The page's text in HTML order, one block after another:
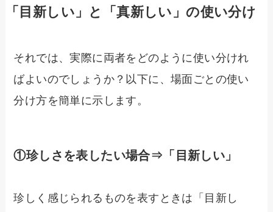
「目新しい」と「真新しい」の使い分け
それでは、実際に両者をどのように使い分けれ
ばよいのでしょうか？以下に、場面ごとの使い
分け方を簡単に示します。
①珍しさを表したい場合⇒「目新しい」
珍しく感じられるものを表すときは「目新し